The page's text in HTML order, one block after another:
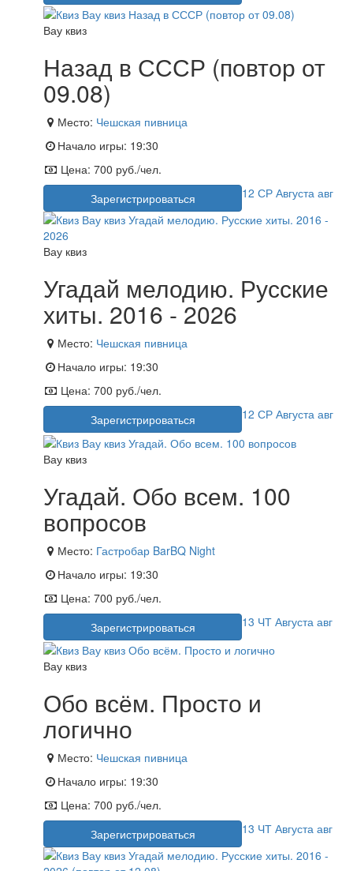
Вау квиз
Назад в СССР (повтор от
09.08)
Место: Чешская пивница
Начало игры: 19:30
Цена: 700 руб./чел.
Зарегистрироваться
12 СР Августа авг
Вау квиз
Угадай мелодию. Русские
хиты. 2016 - 2026
Место: Чешская пивница
Начало игры: 19:30
Цена: 700 руб./чел.
Зарегистрироваться
12 СР Августа авг
Вау квиз
Угадай. Обо всем. 100
вопросов
Место: Гастробар BarBQ Night
Начало игры: 19:30
Цена: 700 руб./чел.
Зарегистрироваться
13 ЧТ Августа авг
Вау квиз
Обо всём. Просто и
логично
Место: Чешская пивница
Начало игры: 19:30
Цена: 700 руб./чел.
Зарегистрироваться
13 ЧТ Августа авг